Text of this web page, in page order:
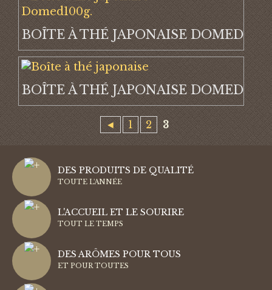
BOÎTE À THÉ JAPONAISE DOMED
BOÎTE À THÉ JAPONAISE DOMED
◄ 1 2 3
DES PRODUITS DE QUALITÉ
TOUTE L'ANNÉE
L'ACCUEIL ET LE SOURIRE
TOUT LE TEMPS
DES ARÔMES POUR TOUS
ET POUR TOUTES